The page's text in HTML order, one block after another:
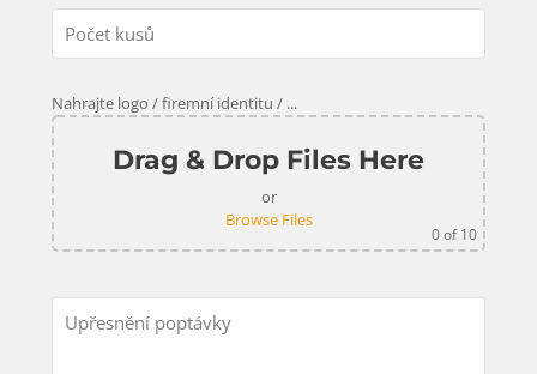
Nahrajte logo / firemní identitu / ...
Drag & Drop Files Here
or
Browse Files
0of 10